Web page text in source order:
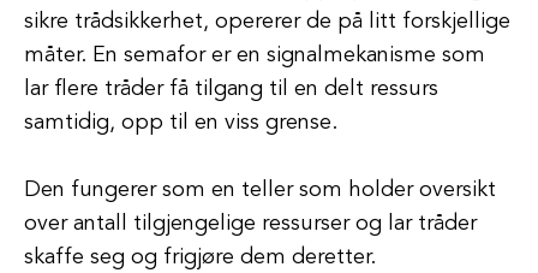
sikre trådsikkerhet, opererer de på litt forskjellige
måter. En semafor er en signalmekanisme som
lar flere tråder få tilgang til en delt ressurs
samtidig, opp til en viss grense.
Den fungerer som en teller som holder oversikt
over antall tilgjengelige ressurser og lar tråder
skaffe seg og frigjøre dem deretter.